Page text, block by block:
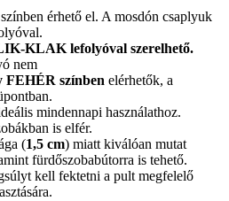
érhető el. A mosdón csaplyuk
KLAK lefolyóval szerelhető.
nem
FEHÉR színben elérhetők, a
mindennapi használathoz.
is elfér.
(1,5 cm) miatt kiválóan mutat
fürdőszobabútorra is tehető.
kell fektetni a pult megfelelő